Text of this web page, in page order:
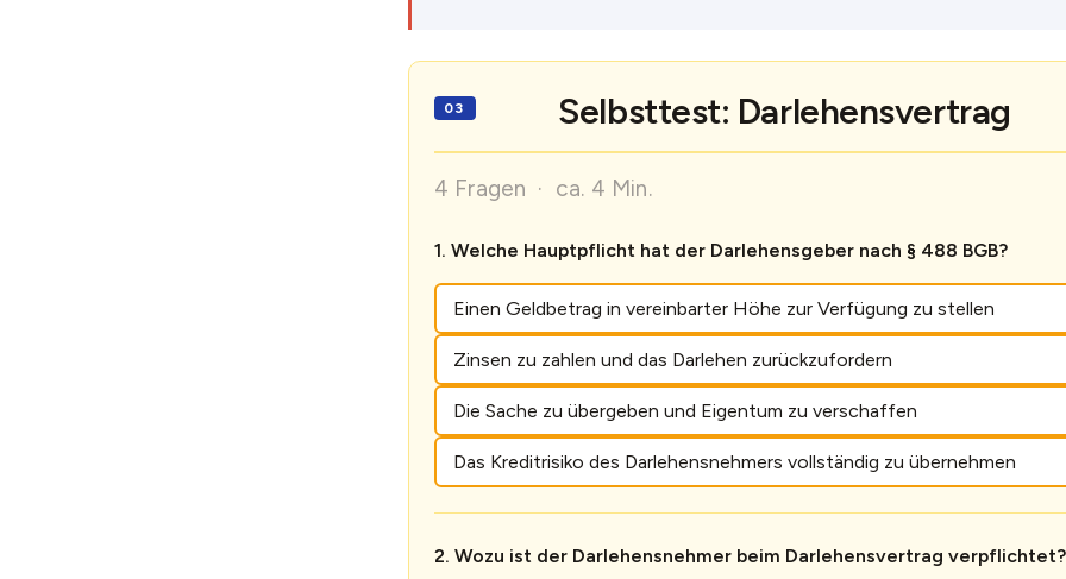
Selbsttest: Darlehensvertrag
4 Fragen · ca. 4 Min.
Welche Hauptpflicht hat der Darlehensgeber nach § 488 BGB?
Einen Geldbetrag in vereinbarter Höhe zur Verfügung zu stellen
Zinsen zu zahlen und das Darlehen zurückzufordern
Die Sache zu übergeben und Eigentum zu verschaffen
Das Kreditrisiko des Darlehensnehmers vollständig zu übernehmen
Wozu ist der Darlehensnehmer beim Darlehensvertrag verpflichtet?